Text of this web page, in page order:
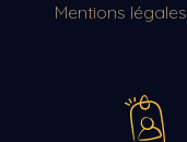
Mentions légales